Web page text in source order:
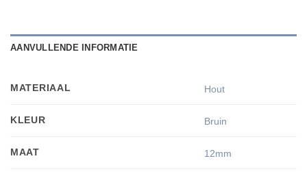
AANVULLENDE INFORMATIE
MATERIAAL Hout
KLEUR Bruin
MAAT 12mm